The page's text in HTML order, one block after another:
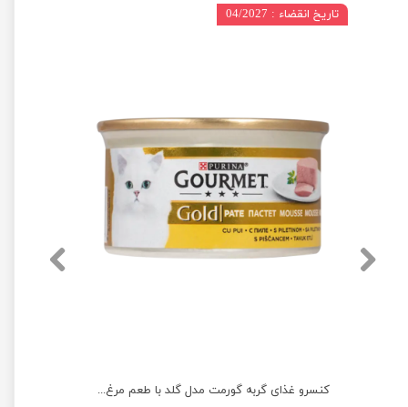
کنسرو غذای گربه گورمت مدل گلد با طعم مرغ وزن ۸۵ گرم
تاریخ انقضاء : 04/2027